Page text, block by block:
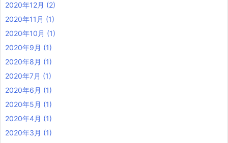
2020年12月 (2)
2020年11月 (1)
2020年10月 (1)
2020年9月 (1)
2020年8月 (1)
2020年7月 (1)
2020年6月 (1)
2020年5月 (1)
2020年4月 (1)
2020年3月 (1)